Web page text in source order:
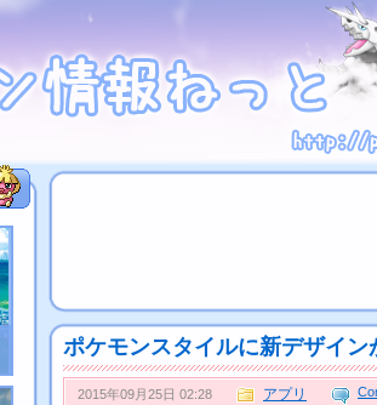
ポケモンスタイルに新デザイ
2015年09月25日 02:28 アプリ